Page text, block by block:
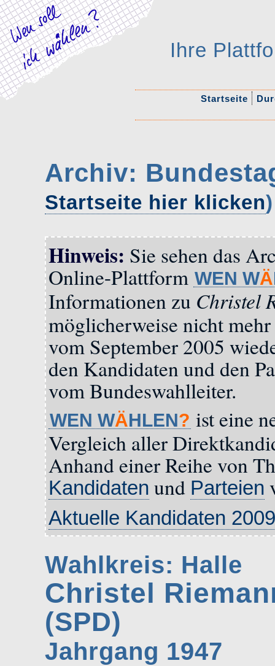
Ihre
Startseite
Archiv:
Startseite hier klicken)
Hinweis: Sie sehen das
Online-Plattform WEN WÄ
Informationen zu Christel
möglicherweise nicht
vom September 2005
den Kandidaten und den
vom Bundeswahlleiter.
WEN WÄHLEN? ist eine
Vergleich aller
Anhand einer Reihe von
Kandidaten und Parteien
Aktuelle Kandidaten 2009
Wahlkreis: Halle
Christel
(SPD)
Jahrgang 1947